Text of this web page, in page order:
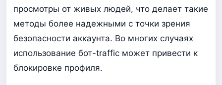
просмотры от живых людей, что делает такие
методы более надежными с точки зрения
безопасности аккаунта. Во многих случаях
использование бот-traffic может привести к
блокировке профиля.